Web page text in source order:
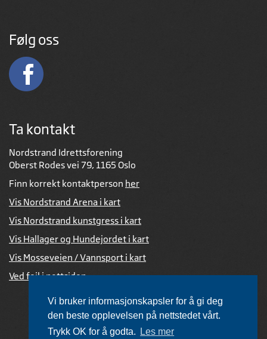
Vi bruker informasjonskapsler for å gi deg
den beste opplevelsen på nettstedet vårt.
Trykk OK for å godta.
Les mer
Følg oss
Ta kontakt
Nordstrand Idrettsforening
Oberst Rodes vei 79, 1165 Oslo
Finn korrekt kontaktperson her
Vis Nordstrand Arena i kart
Vis Nordstrand kunstgress i kart
Vis Hallager og Hundejordet i kart
Vis Mosseveien / Vannsport i kart
Ved feil i nettsiden